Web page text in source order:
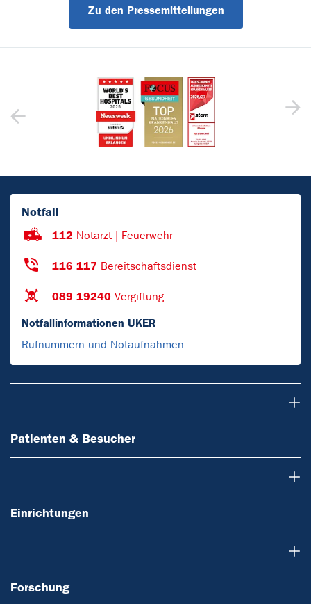
Zu den Pressemitteilungen
Notfall
112 Notarzt | Feuerwehr
116 117 Bereitschaftsdienst
089 19240 Vergiftung
Notfallinformationen UKER
Rufnummern und Notaufnahmen
Patienten & Besucher
Einrichtungen
Forschung